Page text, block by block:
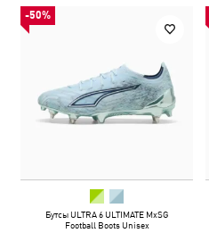
-50%
Бутсы ULTRA 6 ULTIMATE MxSG
Football Boots Unisex